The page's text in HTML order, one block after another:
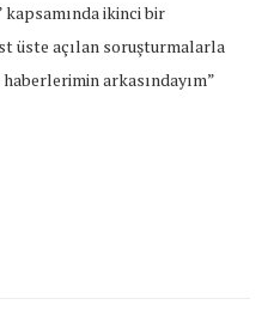
kapsamında ikinci bir
üste açılan soruşturmalarla
arkasındayım”